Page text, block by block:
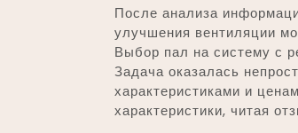
После анализа
улучшения вентиляции
Выбор пал на систему с
Задача оказалась
характеристиками и
характеристики, читая